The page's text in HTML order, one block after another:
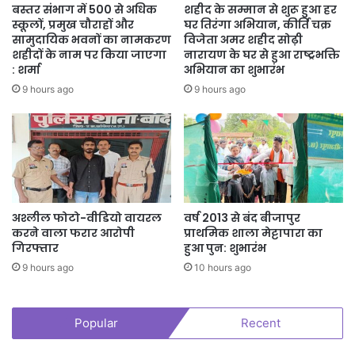
शुरू नहीं हुआ) का आंकड़ा शून्य है। इसका साफ मतलब है कि मैदानी स्तर पर
प्रशासनिक अमला पूरी तरह सक्रिय है। कबीरधाम के महज 1 ब्लॉक को छोड़कर
हर जगह काम शुरू हो चुका है। वरिष्ठ अधिकारियों का कहना है कि बचे हुए प्रगति
पर कार्यों को भी जल्द से जल्द पूरा करने के लिए नगर निगम आयुक्तों और जिला
कलेक्टर्स को विशेष नोडल अधिकारी तैनात करने के निर्देश दिए गए हैं।
बस्तर संभाग में 500 से अधिक
स्कूलों, प्रमुख चौराहों और
सामुदायिक भवनों का नामकरण
शहीदों के नाम पर किया जाएगा
: शर्मा
9 hours ago
शहीद के सम्मान से शुरू हुआ हर
घर तिरंगा अभियान, कीर्ति चक्र
विजेता अमर शहीद सोढ़ी
नारायण के घर से हुआ राष्ट्रभक्ति
अभियान का शुभारंभ
9 hours ago
अश्लील फोटो-वीडियो वायरल
करने वाला फरार आरोपी
गिरफ्तार
9 hours ago
वर्ष 2013 से बंद बीजापुर
प्राथमिक शाला मेट्टापारा का
हुआ पुन: शुभारंभ
10 hours ago
Popular Recent